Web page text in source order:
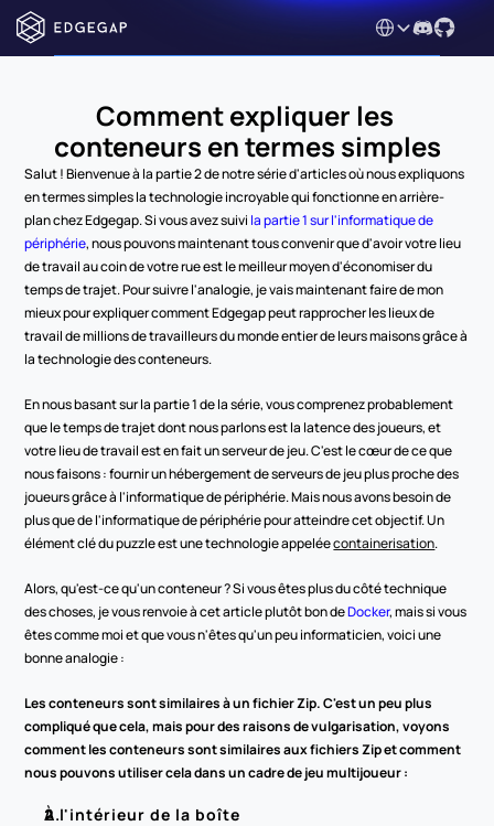
Select Language
Comment expliquer les
conteneurs en termes simples
Salut ! Bienvenue à la partie 2 de notre série d'articles où nous expliquons
en termes simples la technologie incroyable qui fonctionne en arrière-
plan chez Edgegap. Si vous avez suivi la partie 1 sur l'informatique de
périphérie, nous pouvons maintenant tous convenir que d'avoir votre lieu
de travail au coin de votre rue est le meilleur moyen d'économiser du
temps de trajet. Pour suivre l'analogie, je vais maintenant faire de mon
mieux pour expliquer comment Edgegap peut rapprocher les lieux de
travail de millions de travailleurs du monde entier de leurs maisons grâce à
la technologie des conteneurs.
En nous basant sur la partie 1 de la série, vous comprenez probablement
que le temps de trajet dont nous parlons est la latence des joueurs, et
votre lieu de travail est en fait un serveur de jeu. C'est le cœur de ce que
nous faisons : fournir un hébergement de serveurs de jeu plus proche des
joueurs grâce à l'informatique de périphérie. Mais nous avons besoin de
plus que de l'informatique de périphérie pour atteindre cet objectif. Un
élément clé du puzzle est une technologie appelée containerisation.
Alors, qu'est-ce qu'un conteneur ? Si vous êtes plus du côté technique
des choses, je vous renvoie à cet article plutôt bon de Docker, mais si vous
êtes comme moi et que vous n'êtes qu'un peu informaticien, voici une
bonne analogie :
Les conteneurs sont similaires à un fichier Zip. C'est un peu plus
compliqué que cela, mais pour des raisons de vulgarisation, voyons
comment les conteneurs sont similaires aux fichiers Zip et comment
nous pouvons utiliser cela dans un cadre de jeu multijoueur :
À l'intérieur de la boîte